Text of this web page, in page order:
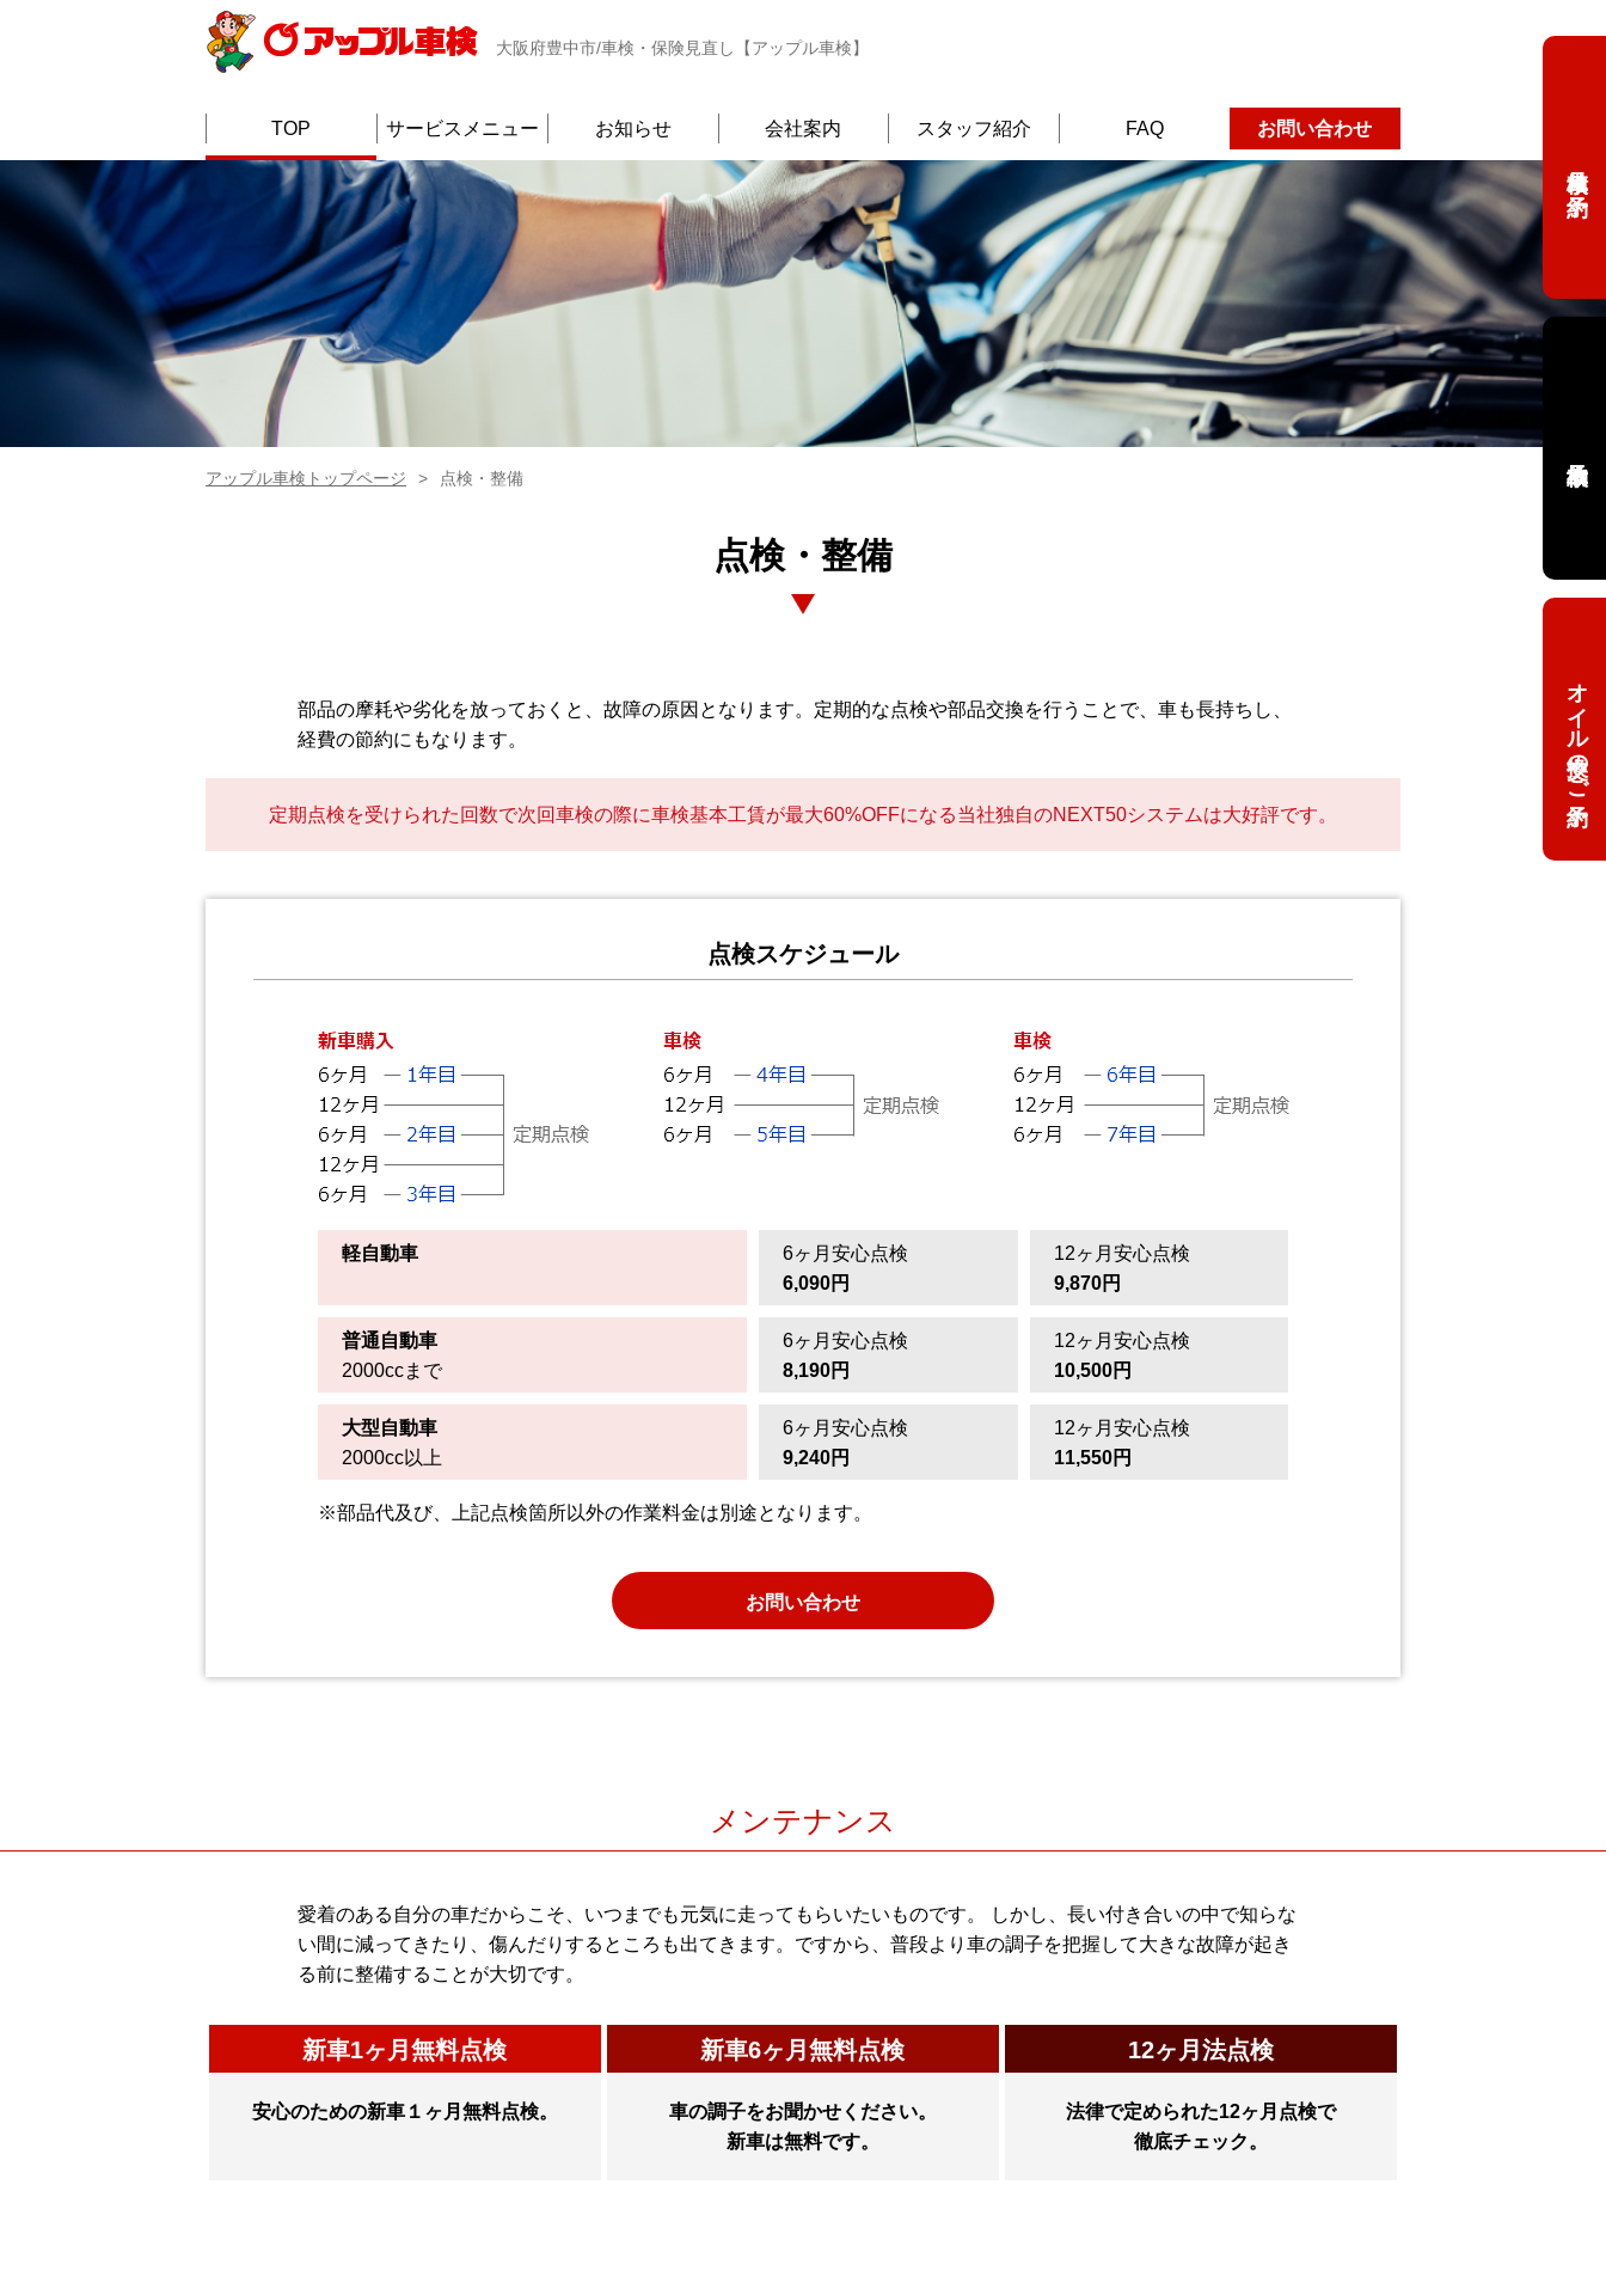
大阪府豊中市/車検・保険見直し【アップル車検】
TOP サービスメニュー お知らせ 会社案内 スタッフ紹介 FAQ お問い合わせ
車検見積り予約
オイル交換のご予約
アップル車検トップページ 点検・整備
点検・整備
部品の摩耗や劣化を放っておくと、故障の原因となります。定期的な点検や部品交換を行うことで、車も長持ちし、
経費の節約にもなります。
定期点検を受けられた回数で次回車検の際に車検基本工賃が最大60%OFFになる当社独自のNEXT50システムは大好評です。
点検スケジュール
軽自動車
6ヶ月安心点検
6,090円
12ヶ月安心点検
9,870円
普通自動車
2000ccまで
6ヶ月安心点検
8,190円
12ヶ月安心点検
10,500円
大型自動車
2000cc以上
6ヶ月安心点検
9,240円
12ヶ月安心点検
11,550円
※部品代及び、上記点検箇所以外の作業料金は別途となります。
お問い合わせ
メンテナンス
愛着のある自分の車だからこそ、いつまでも元気に走ってもらいたいものです。 しかし、長い付き合いの中で知らな
い間に減ってきたり、傷んだりするところも出てきます。ですから、普段より車の調子を把握して大きな故障が起き
る前に整備することが大切です。
新車1ヶ月無料点検
安心のための新車１ヶ月無料点検。
新車6ヶ月無料点検
車の調子をお聞かせください。
新車は無料です。
12ヶ月法点検
法律で定められた12ヶ月点検で
徹底チェック。